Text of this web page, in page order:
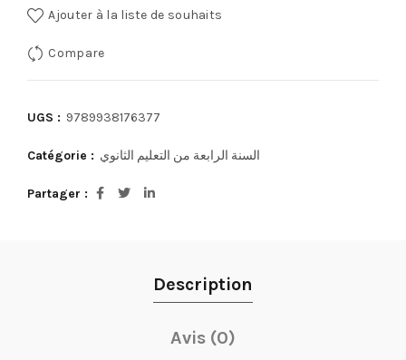
Ajouter à la liste de souhaits
Compare
UGS : 9789938176377
Catégorie : السنة الرابعة من التعليم الثانوي
Partager
Description
Avis (0)